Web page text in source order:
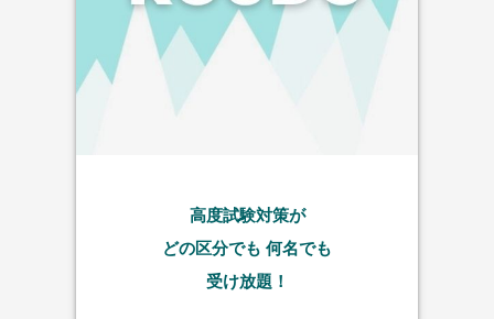
高度試験対策が
どの区分でも 何名でも
受け放題！